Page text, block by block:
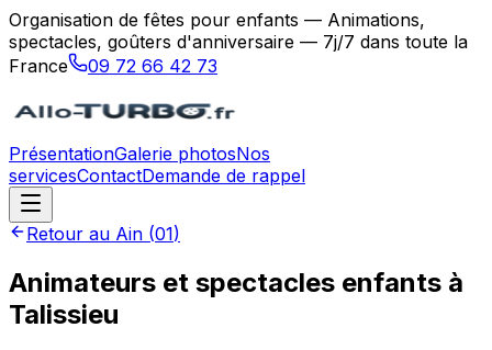
Organisation de fêtes pour enfants — Animations,
spectacles, goûters d'anniversaire — 7j/7 dans toute la
France
09 72 66 42 73
PrésentationGalerie photosNos
servicesContactDemande de rappel
Retour au Ain (01)
Animateurs et spectacles enfants à
Talissieu